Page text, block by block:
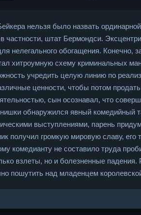
нельзя было назвать
штат Бермондси.
нелегального обогащения. Конечно,
хитроумную схему криминальных
учредить целую линию по
ценности, чтобы потом
сын осознавал, что
обнаружился явный комедийный
выступлениями, парень
получил громкую мировую славу, его
комедианту не составило труда
взлеты, но и болезненные
пошутить над младенцем